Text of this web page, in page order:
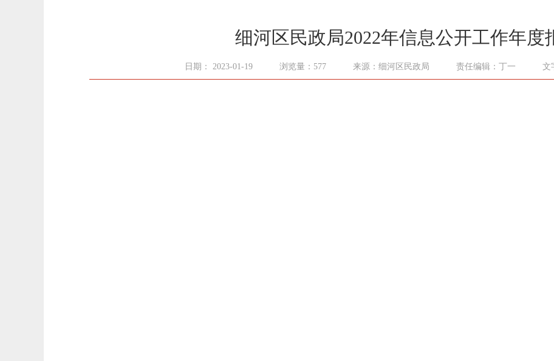
细河区民政局2022年信息公开工作年度
日期： 2023-01-19 浏览量：577 来源：细河区民政局 责任编辑：丁一 文